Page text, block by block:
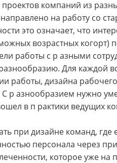
компаний из
на работу со
это означает, что
возрастных
работы с р азными
Для каждой
работы, дизайна
р азнообразием нужно
в п рактики ведущих
при дизайне команд, где
персонала через
которое уже на